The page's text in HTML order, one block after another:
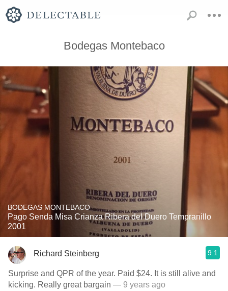
Bodegas Montebaco
BODEGAS MONTEBACO
Pago Senda Misa Crianza Ribera del Duero Tempranillo
2001
Richard Steinberg 9.1
Surprise and QPR of the year. Paid $24. It is still alive and
kicking. Really great bargain — 9 years ago